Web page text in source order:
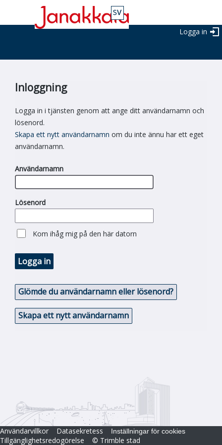
Logga in
Inloggning
Logga in i tjänsten genom att ange ditt användarnamn och
lösenord.
Skapa ett nytt användarnamn om du inte ännu har ett eget
användarnamn.
Användarnamn
Lösenord
Kom ihåg mig på den här datorn
Logga in
Glömde du användarnamn eller lösenord?
Skapa ett nytt användarnamn
Användarvillkor Datasekretess Inställningar för cookies
Tillgänglighetsredogörelse © Trimble stad